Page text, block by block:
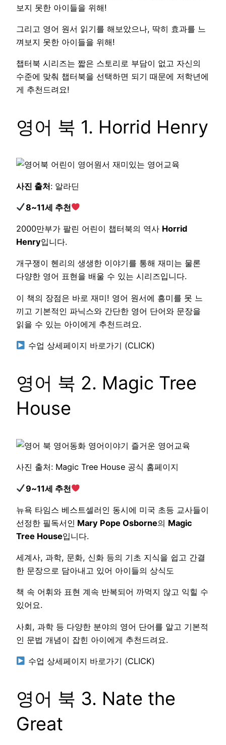
보지 못한 아이들을 위해!
그리고 영어 원서 읽기를 해보았으나, 딱히 효과를 느
껴보지 못한 아이들을 위해!
챕터북 시리즈는 짧은 스토리로 부담이 없고 자신의
수준에 맞춰 챕터북을 선택하면 되기 때문에 저학년에
게 추천드려요!
영어 북 1. Horrid Henry
사진 출처: 알라딘
8~11세 추천
2000만부가 팔린 어린이 챕터북의 역사 Horrid
Henry입니다.
개구쟁이 헨리의 생생한 이야기를 통해 재미는 물론
다양한 영어 표현을 배울 수 있는 시리즈입니다.
이 책의 장점은 바로 재미! 영어 원서에 흥미를 못 느
끼고 기본적인 파닉스와 간단한 영어 단어와 문장을
읽을 수 있는 아이에게 추천드려요.
수업 상세페이지 바로가기 (CLICK)
영어 북 2. Magic Tree
House
사진 출처: Magic Tree House 공식 홈페이지
9~11세 추천
뉴욕 타임스 베스트셀러인 동시에 미국 초등 교사들이
선정한 필독서인 Mary Pope Osborne의 Magic
Tree House입니다.
세계사, 과학, 문화, 신화 등의 기초 지식을 쉽고 간결
한 문장으로 담아내고 있어 아이들의 상식도
책 속 어휘와 표현 계속 반복되어 까먹지 않고 익힐 수
있어요.
사회, 과학 등 다양한 분야의 영어 단어를 알고 기본적
인 문법 개념이 잡힌 아이에게 추천드려요.
수업 상세페이지 바로가기 (CLICK)
영어 북 3. Nate the
Great